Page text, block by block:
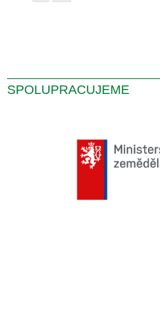
SPOLUPRACUJEME